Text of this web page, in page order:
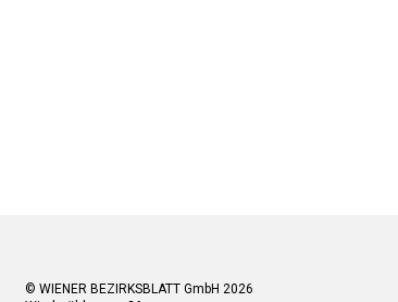
© WIENER BEZIRKSBLATT GmbH 2026